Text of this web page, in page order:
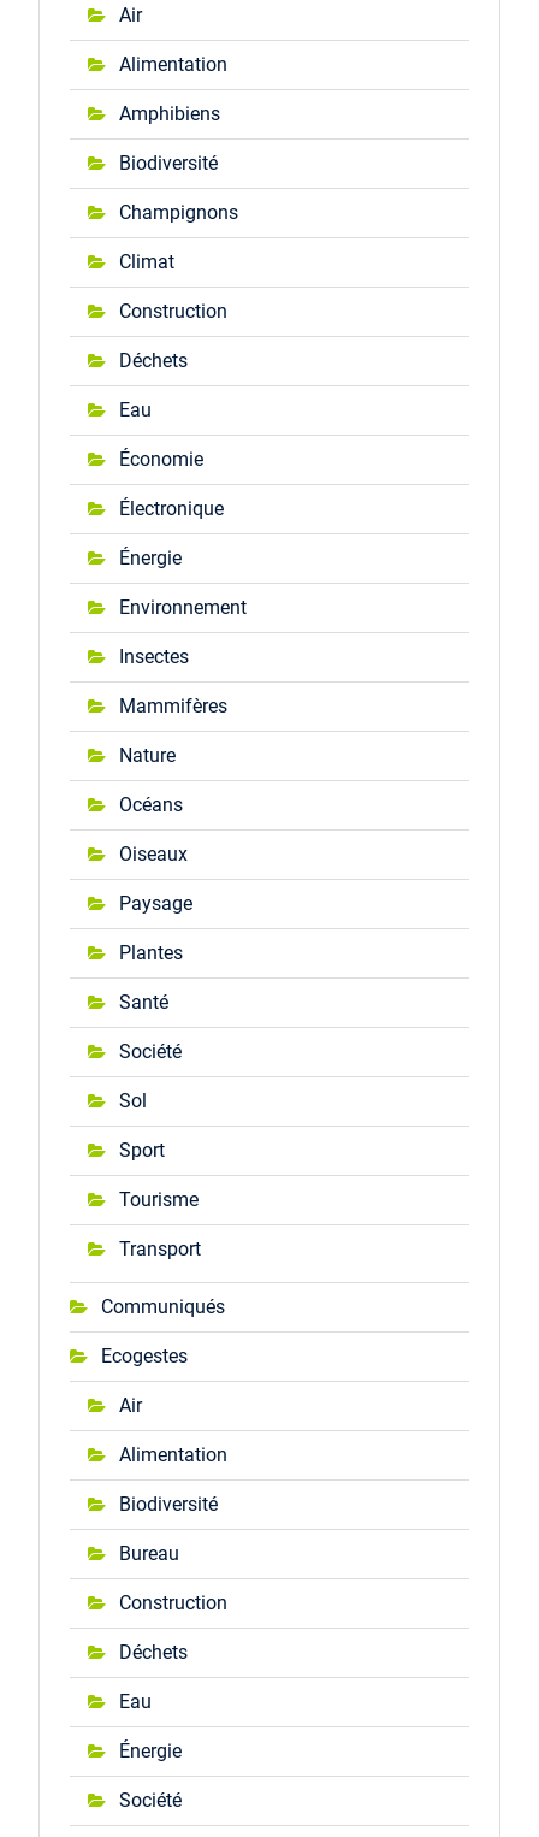
Air
Alimentation
Amphibiens
Biodiversité
Champignons
Climat
Construction
Déchets
Eau
Économie
Électronique
Énergie
Environnement
Insectes
Mammifères
Nature
Océans
Oiseaux
Paysage
Plantes
Santé
Société
Sol
Sport
Tourisme
Transport
Communiqués
Ecogestes
Air
Alimentation
Biodiversité
Bureau
Construction
Déchets
Eau
Énergie
Société